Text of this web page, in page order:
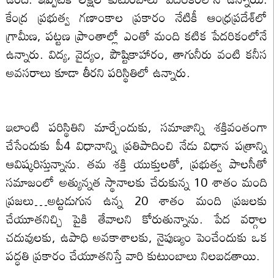
కేంద్ర ప్రభుత్వ గణాంకాల ప్రకారం నేటికీ ఆంధ్రప్రదేశ్‌లో
గ్రామీణ, పట్టణ ప్రాంతాల్లో ఎంతో మంది కటిక పేదరికంలోనే
ఉన్నారు. విద్య, వైద్యం, పౌష్టికాహారం, తాగునీరు వంటి కనీస
అవసరాలు కూడా తీరని పరిస్థితిలో ఉన్నారు.
ఇలాంటి పరిస్థితిని మార్చేందుకు, సమాజాన్ని శక్తివంతంగా
చేసేందుకు పీ4 విధానాన్ని ప్రతిపాదించి నేడు విధాన పత్రాన్ని
ఆవిష్కరిస్తున్నాను. తమ శక్తి యుక్తులతో, ప్రభుత్వ పాలసీతో
సమాజంలో అత్యున్నత స్థానాలకు చేరుకున్న 10 శాతం మంది
ప్రజలు…అట్టడుగున ఉన్న 20 శాతం మంది ప్రజలకు
చేయూతనిచ్చి పైకి తేవాలని కోరుతున్నాను. పేద వర్గాల
చదువులకు, ఉపాధి అవకాశాలకు, నైపుణ్యం పెంచేందుకు ఒక
పద్ధతి ప్రకారం చేయూతనిస్తే వారి కుటుంబాలు నిలబడతాయి.